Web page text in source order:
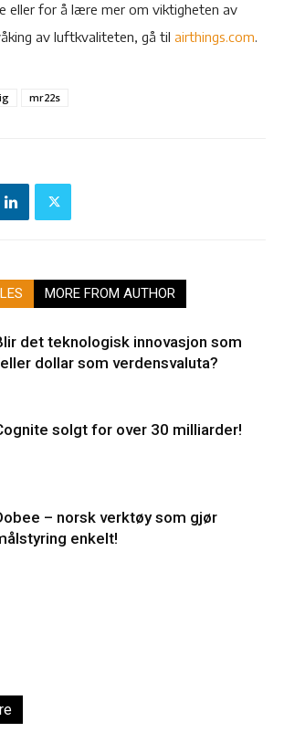
eller for å lære mer om viktigheten av
av luftkvaliteten, gå til airthings.com.
mr22s
MORE FROM AUTHOR
det teknologisk innovasjon som
dollar som verdensvaluta?
solgt for over 30 milliarder!
– norsk verktøy som gjør
enkelt!